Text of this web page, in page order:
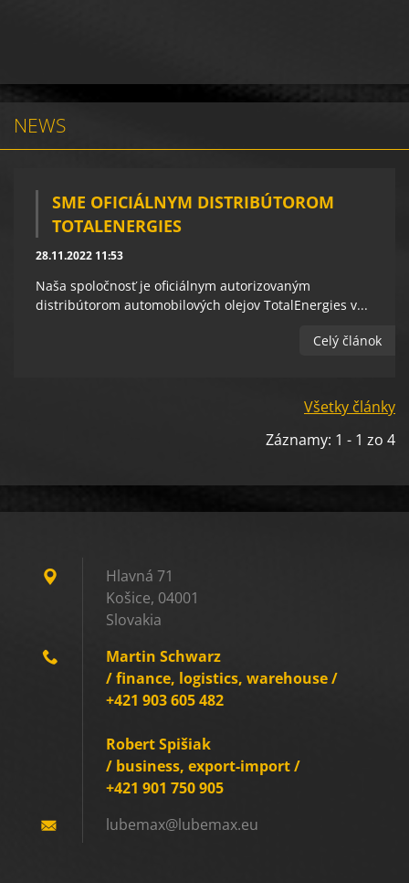
NEWS
SME OFICIÁLNYM DISTRIBÚTOROM
TOTALENERGIES
28.11.2022 11:53
Naša spoločnosť je oficiálnym autorizovaným
distribútorom automobilových olejov TotalEnergies v...
Celý článok
Všetky články
Záznamy: 1 - 1 zo 4
Hlavná 71
Košice, 04001
Slovakia
Martin Schwarz
/ finance, logistics, warehouse /
+421 903 605 482
Robert Spišiak
/ business, export-import /
+421 901 750 905
lubemax@lubemax.eu